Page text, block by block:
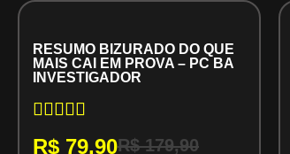
RESUMO BIZURADO DO QUE
MAIS CAI EM PROVA – PC BA
INVESTIGADOR
R$ 79,90R$179,90